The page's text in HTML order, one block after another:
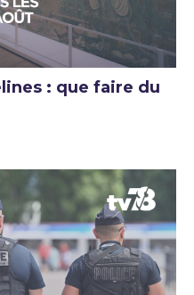
: que faire du